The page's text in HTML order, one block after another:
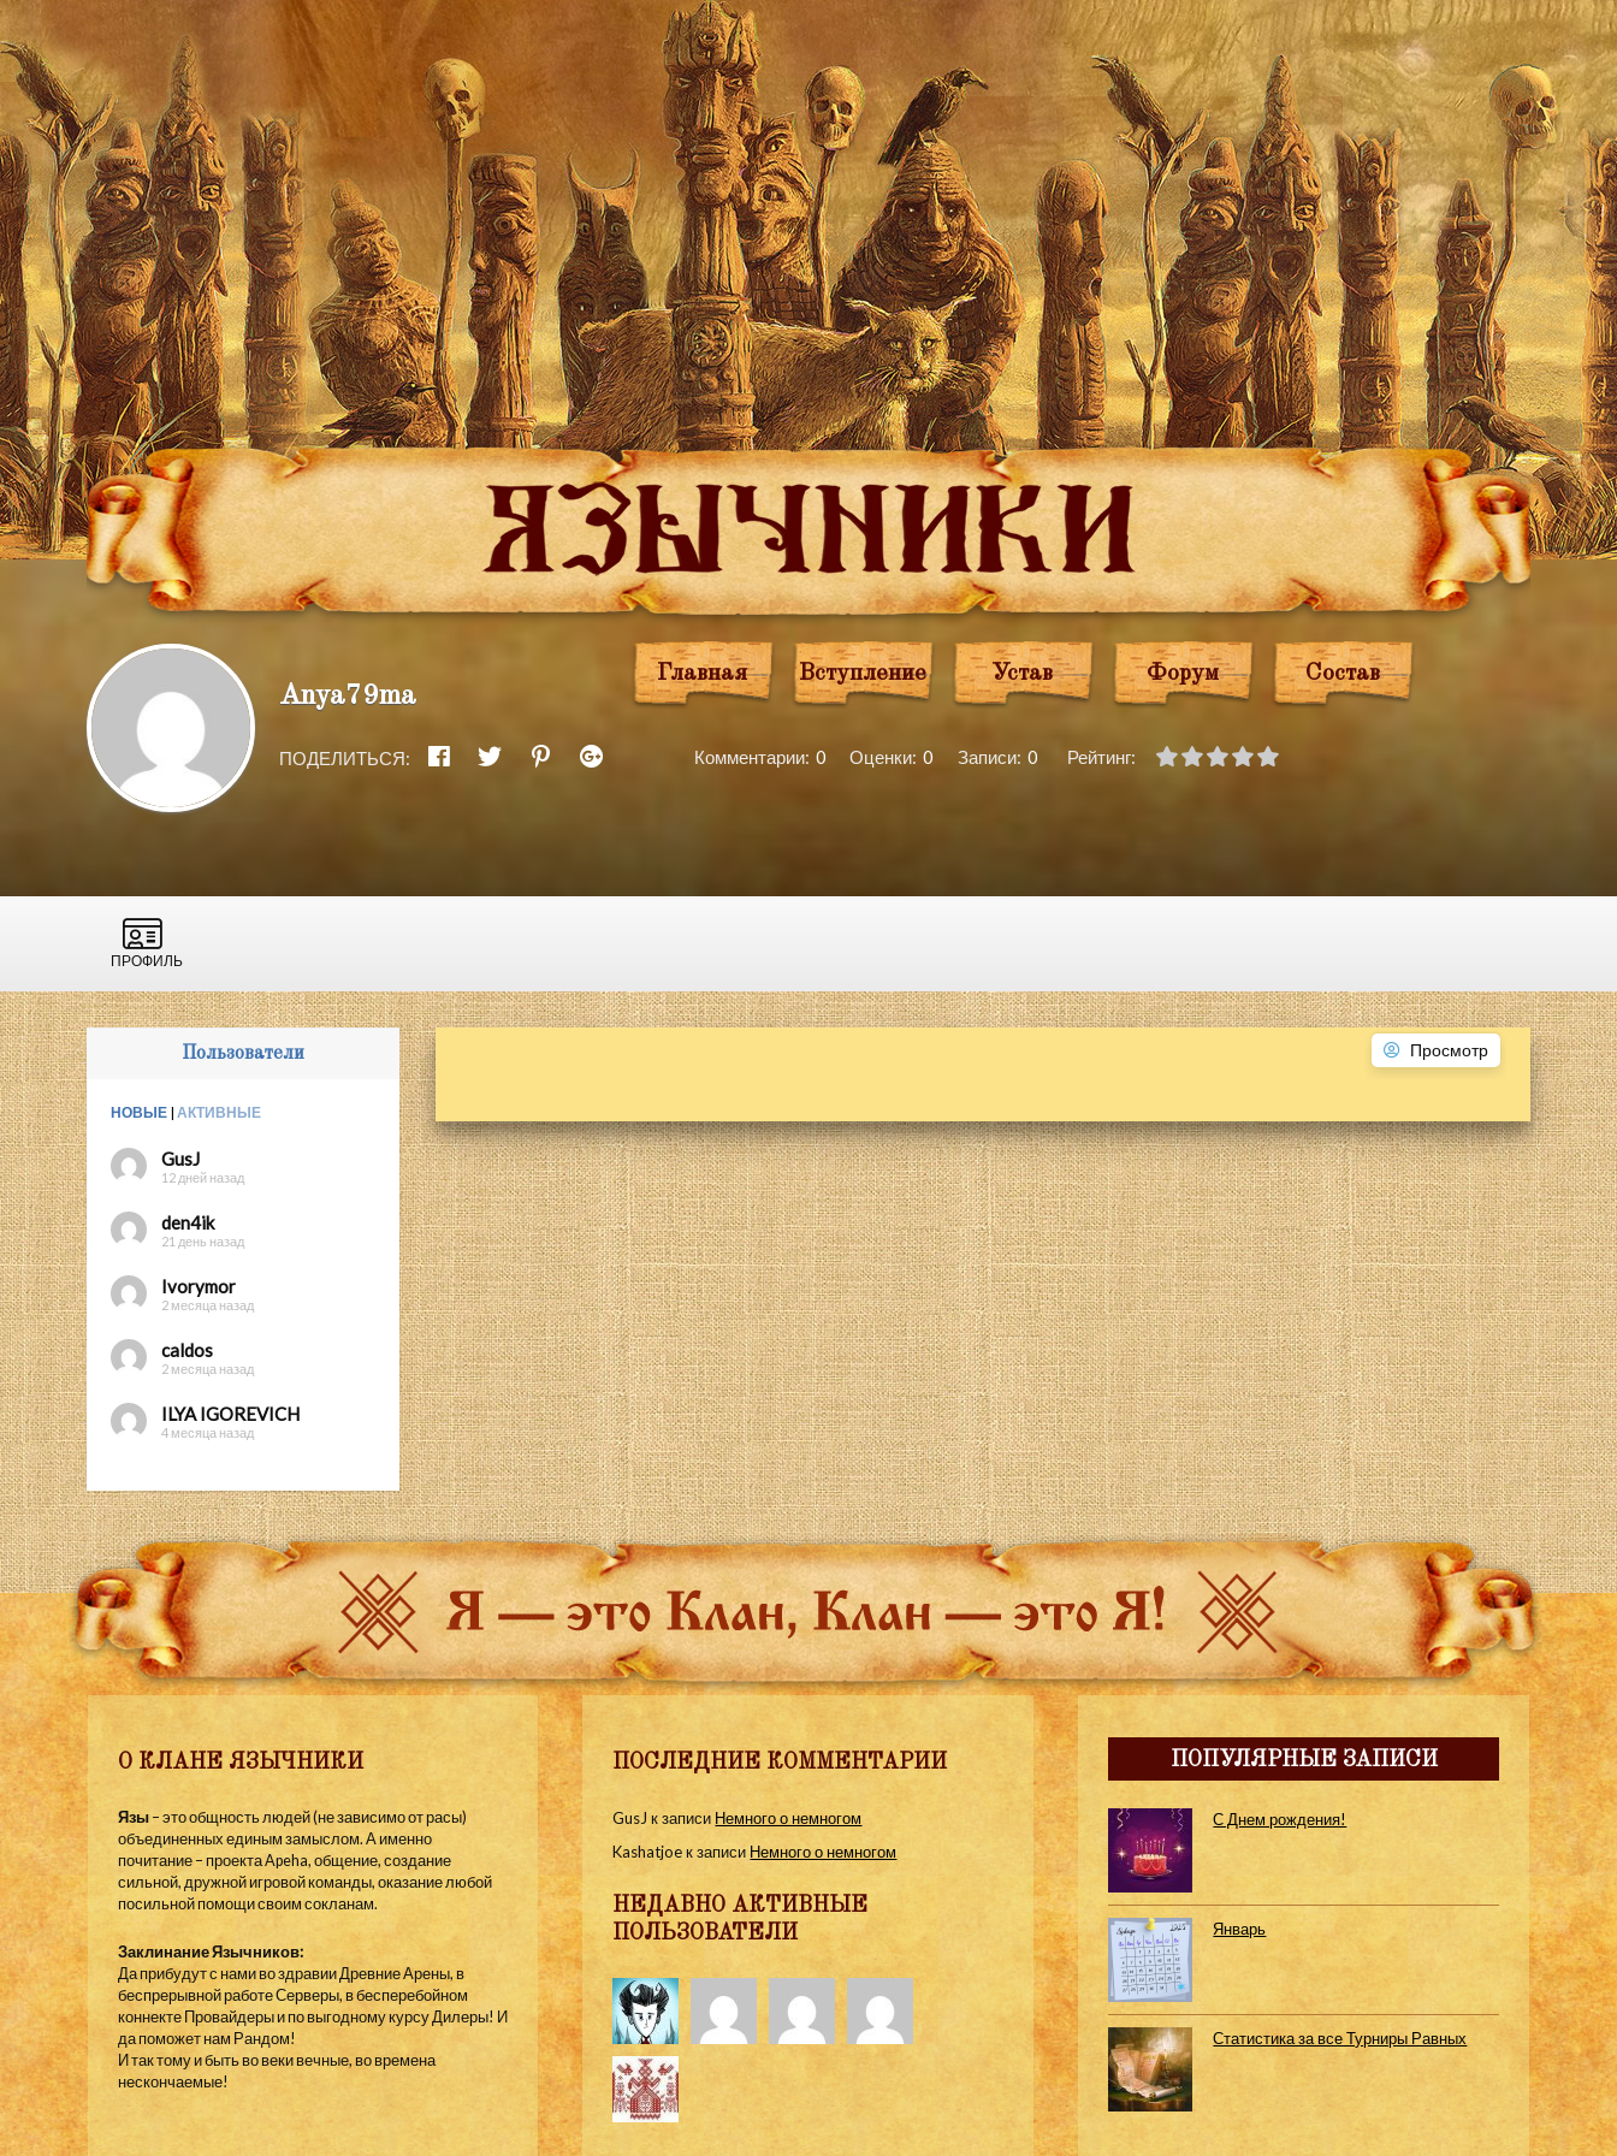
Главная Вступление Устав Форум Состав
Anya79ma
ПОДЕЛИТЬСЯ: Комментарии: 0 Оценки: 0 Записи: 0 Рейтинг:
ПРОФИЛЬ
Просмотр
Пользователи
НОВЫЕ | АКТИВНЫЕ
GusJ
12 дней назад
den4ik
21 день назад
Ivorymor
2 месяца назад
caldos
2 месяца назад
ILYA IGOREVICH
4 месяца назад
О КЛАНЕ ЯЗЫЧНИКИ
Язы– это общность людей (не зависимо от расы)
объединенных единым замыслом. А именно
почитание – проекта Apeha, общение, создание
сильной, дружной игровой команды, оказание любой
посильной помощи своим сокланам.
Заклинание Язычников:
Да прибудут с нами во здравии Древние Арены, в
беспрерывной работе Серверы, в бесперебойном
коннекте Провайдеры и по выгодному курсу Дилеры! И
да поможет нам Рандом!
И так тому и быть во веки вечные, во времена
нескончаемые!
ПОСЛЕДНИЕ КОММЕНТАРИИ
GusJ к записи Немного о немногом
Kashatjoeк записи Немного о немногом
НЕДАВНО АКТИВНЫЕ
ПОЛЬЗОВАТЕЛИ
ПОПУЛЯРНЫЕ ЗАПИСИ
С Днем рождения!
Январь
Статистика за все Турниры Равных